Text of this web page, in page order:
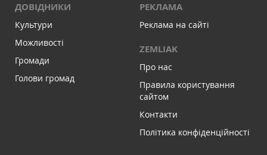
ДОВІДНИКИ
Культури
Можливості
Громади
Голови громад
РЕКЛАМА
Реклама на сайті
ZEMLIAK
Про нас
Правила користування
сайтом
Контакти
Політика конфіденційності